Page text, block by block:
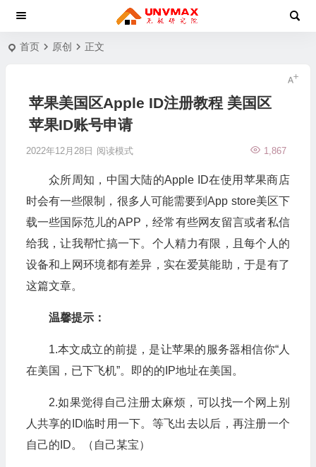
首页 原创 正文
苹果美国区Apple ID注册教程 美国区
苹果ID账号申请
2022年12月28日 1,867
阅读模式
众所周知，中国大陆的Apple ID在使用苹果商店
时会有一些限制，很多人可能需要到App store美区下
载一些国际范儿的APP，经常有些网友留言或者私信
给我，让我帮忙搞一下。个人精力有限，且每个人的
设备和上网环境都有差异，实在爱莫能助，于是有了
这篇文章。
温馨提示：
1.本文成立的前提，是让苹果的服务器相信你“人
在美国，已下飞机”。即的的IP地址在美国。
2.如果觉得自己注册太麻烦，可以找一个网上别
人共享的ID临时用一下。等飞出去以后，再注册一个
自己的ID。（自己某宝）